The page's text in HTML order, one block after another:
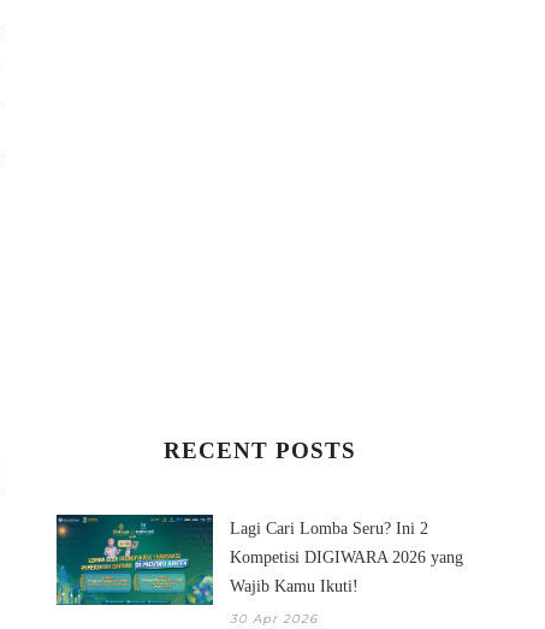
RECENT POSTS
Lagi Cari Lomba Seru? Ini 2
Kompetisi DIGIWARA 2026 yang
Wajib Kamu Ikuti!
30 Apr 2026